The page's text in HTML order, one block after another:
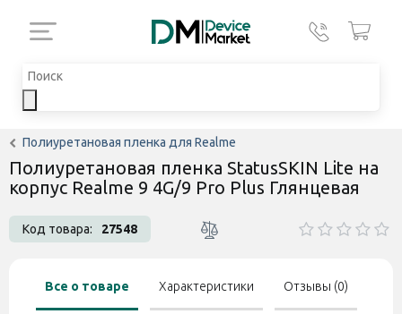
Полиуретановая пленка для Realme
Полиуретановая пленка StatusSKIN Lite на
корпус Realme 9 4G/9 Pro Plus Глянцевая
Код товара: 27548
Все о товаре Характеристики Отзывы (0)